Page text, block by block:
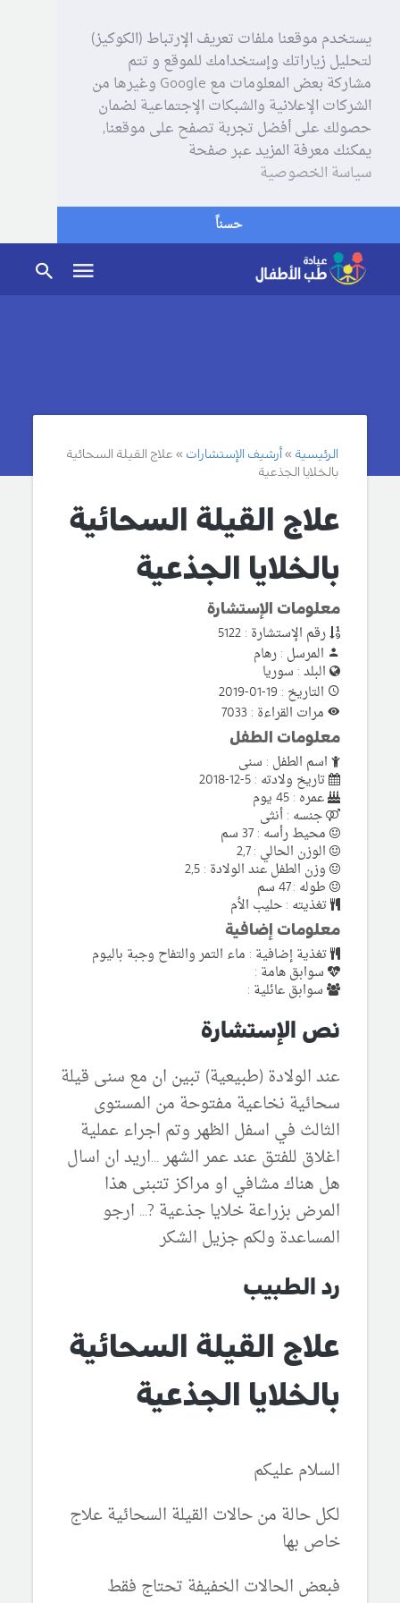
يستخدم موقعنا ملفات تعريف الإرتباط (الكوكيز)
لتحليل زياراتك وإستخدامك للموقع و تتم
مشاركة بعض المعلومات مع Google وغيرها من
الشركات الإعلانية والشبكات الإجتماعية لضمان
حصولك على أفضل تجربة تصفح على موقعنا,
يمكنك معرفة المزيد عبر صفحة
سياسة الخصوصية
حسناً
الرئيسية أرشيف الإستشارات
علاج القيلة السحائية
بالخلايا الجذعية
علاج القيلة السحائية
بالخلايا الجذعية
معلومات الإستشارة
رقم الإستشارة : 5122
المرسل : رهام
البلد : سوريا
التاريخ : 19-01-2019
مرات القراءة : 7033
معلومات الطفل
اسم الطفل : سنى
تاريخ ولادته : 5-12-2018
عمره : 45 يوم
جنسه : أنثى
محيط رأسه : 37 سم
الوزن الحالي : 2,7
وزن الطفل عند الولادة : 2,5
طوله : 47 سم
تغذيته : حليب الأم
معلومات إضافية
تغذية إضافية : ماء التمر والتفاح وجبة باليوم
سوابق هامة :
سوابق عائلية :
نص الإستشارة
عند الولادة (طبيعية) تبين ان مع سنى قيلة
سحائية نخاعية مفتوحة من المستوى
الثالث في اسفل الظهر وتم اجراء عملية
اغلاق للفتق عند عمر الشهر ...اريد ان اسال
هل هناك مشافي او مراكز تتبنى هذا
المرض بزراعة خلايا جذعية ?... ارجو
المساعدة ولكم جزيل الشكر
رد الطبيب
علاج القيلة السحائية
بالخلايا الجذعية
السلام عليكم
لكل حالة من حالات القيلة السحائية علاج
خاص بها
فبعض الحالات الخفيفة تحتاج فقط